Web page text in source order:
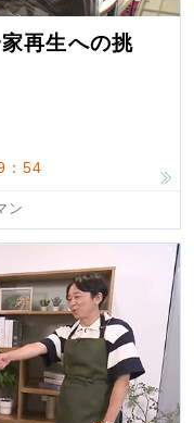
再生への挑
：54
ン